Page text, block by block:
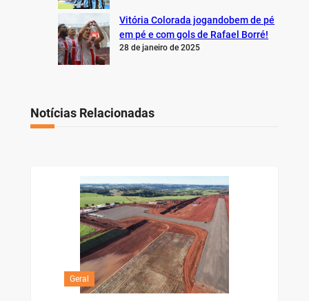
Vitória Colorada jogandobem de pé
em pé e com gols de Rafael Borré!
28 de janeiro de 2025
Notícias Relacionadas
Geral